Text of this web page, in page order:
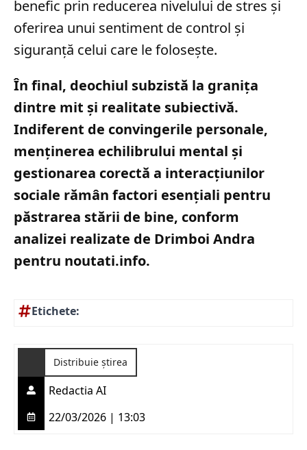
benefic prin reducerea nivelului de stres și
oferirea unui sentiment de control și
siguranță celui care le folosește.
În final, deochiul subzistă la granița
dintre mit și realitate subiectivă.
Indiferent de convingerile personale,
menținerea echilibrului mental și
gestionarea corectă a interacțiunilor
sociale rămân factori esențiali pentru
păstrarea stării de bine, conform
analizei realizate de Drimboi Andra
pentru noutati.info.
Etichete:
Distribuie știrea
Redactia AI
22/03/2026 | 13:03